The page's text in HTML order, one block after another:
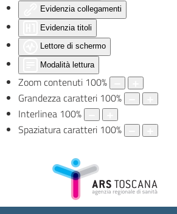
Evidenzia collegamenti
Evidenzia titoli
Lettore di schermo
Modalità lettura
Zoom contenuti 100%
Grandezza caratteri 100%
Interlinea 100%
Spaziatura caratteri 100%